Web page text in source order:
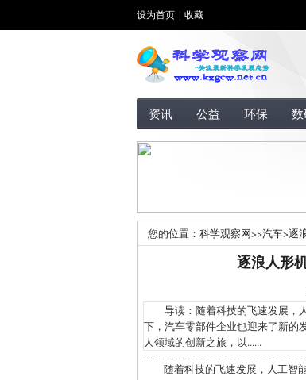
设为首页 收藏
资讯 公益 环保
您的位置： 科学观察网>>汽车>逐
逐浪人形
导读：随着科技的飞速发展，人
下，汽车零部件企业也迎来了新
人领域的创新之旅，以......
随着科技的飞速发展，人工智